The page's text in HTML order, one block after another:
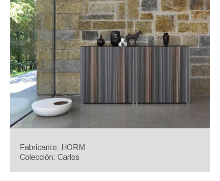
Fabricante: HORM
Colección: Carlos